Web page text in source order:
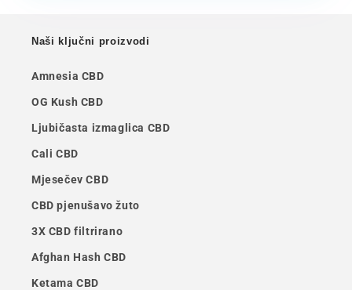
Naši ključni proizvodi
Amnesia CBD
OG Kush CBD
Ljubičasta izmaglica CBD
Cali CBD
Mjesečev CBD
CBD pjenušavo žuto
3X CBD filtrirano
Afghan Hash CBD
Ketama CBD